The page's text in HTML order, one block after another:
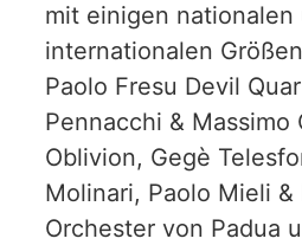
mit einigen nationalen
internationalen
Paolo Fresu Devil
Pennacchi & Massimo
Oblivion, Gegè
Molinari, Paolo Mieli
Orchester von Padua